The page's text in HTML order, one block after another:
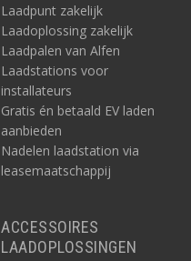
Laadpunt zakelijk
Laadoplossing zakelijk
Laadpalen van Alfen
Laadstations voor
installateurs
Gratis én betaald EV laden
aanbieden
Nadelen laadstation via
leasemaatschappij
ACCESSOIRES
LAADOPLOSSINGEN